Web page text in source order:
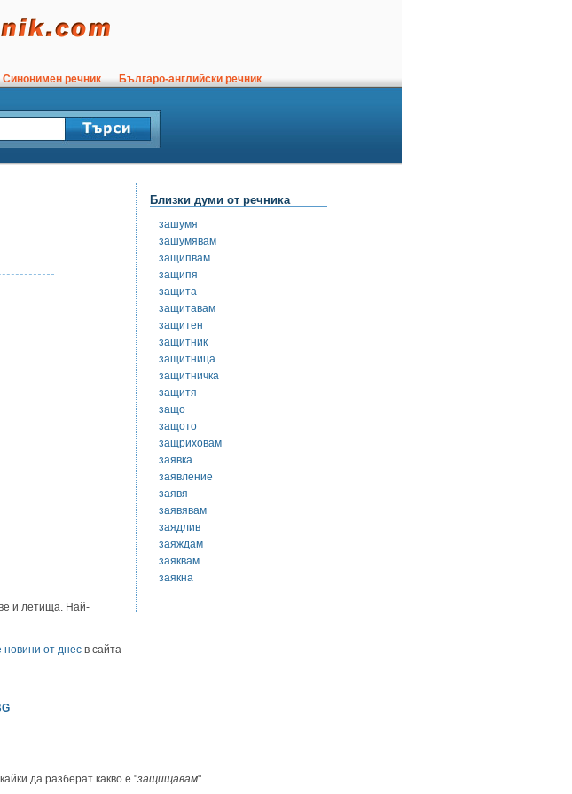
речник Българо-английски речник
и летища. Най-
новини от днес в сайта
Близки думи от речника
зашумя
зашумявам
защипвам
защипя
защита
защитавам
защитен
защитник
защитница
защитничка
защитя
защо
защото
защриховам
заявка
заявление
заявя
заявявам
заядлив
заяждам
заяквам
заякна
да разберат какво е "защищавам".